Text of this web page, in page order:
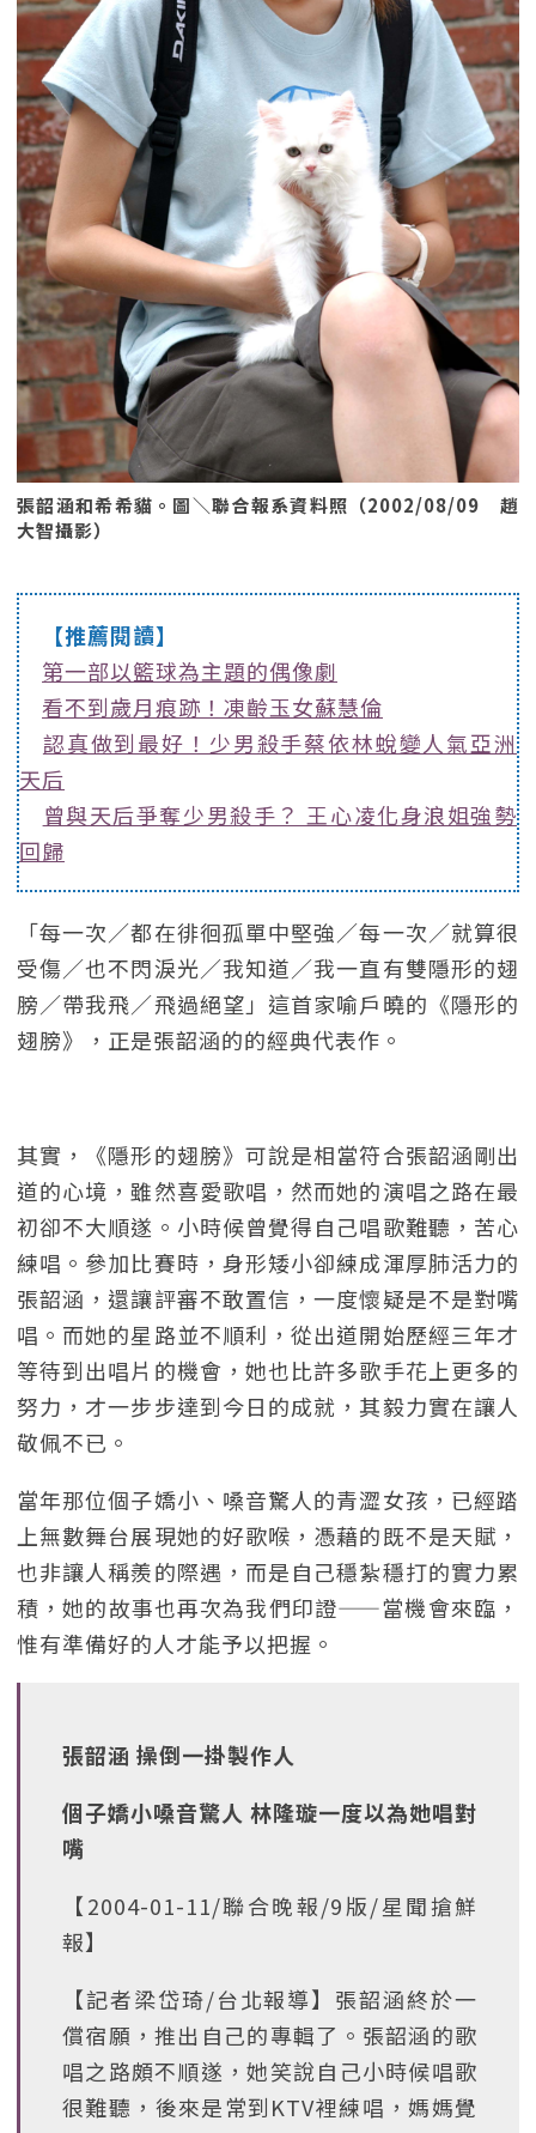
張韶涵和希希貓。圖＼聯合報系資料照（2002/08/09 趙
大智攝影）
【推薦閱讀】
第一部以籃球為主題的偶像劇
看不到歲月痕跡！凍齡玉女蘇慧倫
認真做到最好！少男殺手蔡依林蛻變人氣亞洲
天后
曾與天后爭奪少男殺手？ 王心凌化身浪姐強勢
回歸
「每一次／都在徘徊孤單中堅強／每一次／就算很
受傷／也不閃淚光／我知道／我一直有雙隱形的翅
膀／帶我飛／飛過絕望」這首家喻戶曉的《隱形的
翅膀》，正是張韶涵的的經典代表作。
其實，《隱形的翅膀》可說是相當符合張韶涵剛出
道的心境，雖然喜愛歌唱，然而她的演唱之路在最
初卻不大順遂。小時候曾覺得自己唱歌難聽，苦心
練唱。參加比賽時，身形矮小卻練成渾厚肺活力的
張韶涵，還讓評審不敢置信，一度懷疑是不是對嘴
唱。而她的星路並不順利，從出道開始歷經三年才
等待到出唱片的機會，她也比許多歌手花上更多的
努力，才一步步達到今日的成就，其毅力實在讓人
敬佩不已。
當年那位個子嬌小、嗓音驚人的青澀女孩，已經踏
上無數舞台展現她的好歌喉，憑藉的既不是天賦，
也非讓人稱羨的際遇，而是自己穩紮穩打的實力累
積，她的故事也再次為我們印證——當機會來臨，
惟有準備好的人才能予以把握。
張韶涵 操倒一掛製作人
個子嬌小嗓音驚人 林隆璇一度以為她唱對
嘴
【2004-01-11/聯合晚報/9版/星聞搶鮮
報】
【記者梁岱琦/台北報導】張韶涵終於一
償宿願，推出自己的專輯了。張韶涵的歌
唱之路頗不順遂，她笑說自己小時候唱歌
很難聽，後來是常到KTV裡練唱，媽媽覺